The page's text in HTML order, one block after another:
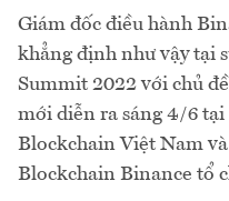
Giám đốc điều hành
khẳng định như vậy tại
Summit 2022 với chủ
mới diễn ra sáng 4/6
Blockchain Việt Nam
Blockchain Binance tổ